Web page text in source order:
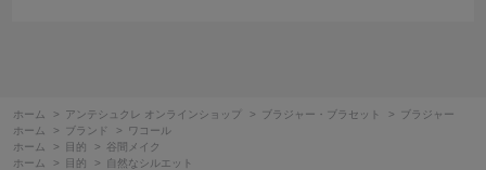
ホーム > アンテシュクレ オンラインショップ > ブラジャー・ブラセット >
ブラジャー
ホーム
> ブランド >
ワコール
ホーム
> 目的 >
谷間メイク
ホーム
> 目的 >
自然なシルエット